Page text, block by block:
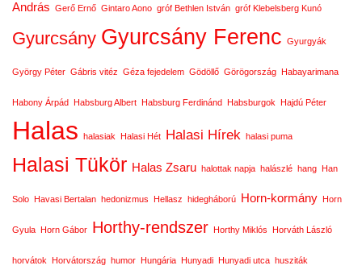
András Gerő Ernő Gintaro Aono gróf Bethlen István gróf Klebelsberg Kunó
Gyurcsány Gyurcsány Ferenc Gyurgyák
György Péter Gábris vitéz Géza fejedelem Gödöllő Görögország Habayarimana
Habony Árpád Habsburg Albert Habsburg Ferdinánd Habsburgok Hajdú Péter
Halas halasiak Halasi Hét Halasi Hírek halasi puma
Halasi Tükör Halas Zsaru halottak napja halászlé hang Han
Solo Havasi Bertalan hedonizmus Hellasz hidegháború Horn-kormány Horn
Gyula Horn Gábor Horthy-rendszer Horthy Miklós Horváth László
horvátok Horvátország humor Hungária Hunyadi Hunyadi utca husziták